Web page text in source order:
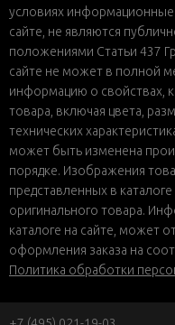
условиях
сайте, не являются
положениями Статьи 437
сайте не может в полной
информацию о свойствах,
товара, включая цвета,
технических
может быть изменена
порядке. Изображения
представленных в
оригинального товара.
каталоге на сайте, может
оформления заказа на
Политика обработки